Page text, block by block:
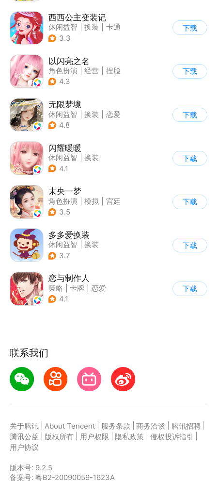
西西公主变装记
休闲益智 换装
卡通
3.3
下载
以闪亮之名
角色扮演 经营
捏脸
| 二次元
4.3
下载
无限梦境
休闲益智 换装
恋爱
| 乙女
4.8
下载
闪耀暖暖
休闲益智
换装
| 女性向
4.1
下载
未央一梦
角色扮演 模拟
宫廷
| 古风
3.5
下载
多多爱换装
休闲益智
换装
| 儿童游戏
3.7
下载
恋与制作人
策略 卡牌
恋爱
| 乙女
4.1
下载
联系我们
关于腾讯 About Tencent 服务条款 商务洽谈 腾讯招聘
腾讯公益
版权所有 用户权限 隐私政策 侵权投诉指引
用户协议
版本号: 9.2.5
备案号: 粤B2-20090059-1623A